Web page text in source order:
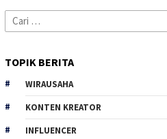
Cari
untuk:
TOPIK BERITA
WIRAUSAHA
KONTEN KREATOR
INFLUENCER